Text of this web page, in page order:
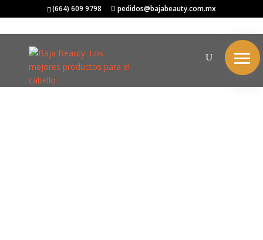
(664) 609 9798 pedidos@bajabeauty.com.mx
El propósito de la